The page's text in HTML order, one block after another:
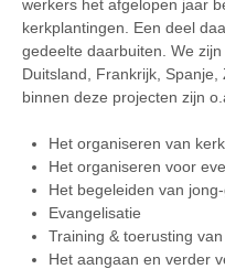
werkers het afgelopen jaar
kerkplantingen. Een deel
gedeelte daarbuiten. We
Duitsland, Frankrijk, Spanje,
binnen deze projecten zijn
Het organiseren van
Het organiseren voor
Het begeleiden van
Evangelisatie
Training & toerusting
Het aangaan en verder